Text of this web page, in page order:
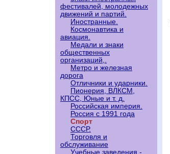
фестивалей, молодежных
движений и партий.
Иностранные.
Космонавтика и
авиация.
Медали и знаки
общественных
организаций,.
Метро и железная
дорога
Отличники и ударники.
Пионерия, ВЛКСМ,
КПСС, Юные и т. д.
Российская империя.
Россия с 1991 года
Спорт
СССР.
Торговля и
обслуживание
Учебные заведения -